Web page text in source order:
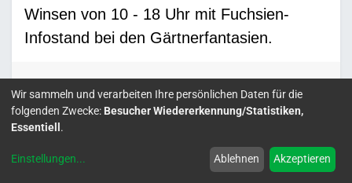
Winsen von 10 - 18 Uhr mit Fuchsien-
Infostand bei den Gärtnerfantasien.
DATUM & UHRZEIT
10:00
Wir sammeln und verarbeiten Ihre persönlichen Daten für die
folgenden Zwecke: Besucher Wiedererkennung/Statistiken,
Essentiell .
Einstellungen... Ablehnen Akzeptieren